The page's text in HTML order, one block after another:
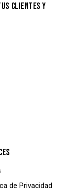
CLIENTES Y
de Privacidad